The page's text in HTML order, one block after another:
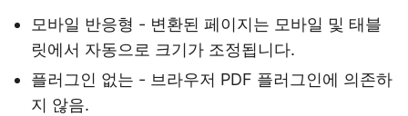
모바일 반응형 - 변환된 페이지는 모바일 및 태블
릿에서 자동으로 크기가 조정됩니다.
플러그인 없는 - 브라우저 PDF 플러그인에 의존하
지 않음.